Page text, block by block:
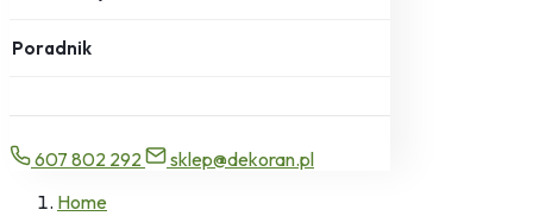
Poradnik
607 802 292
sklep@dekoran.pl
Home